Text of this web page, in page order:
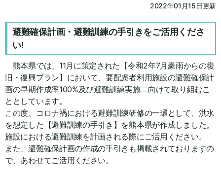
2022年01月15日更新
避難確保計画・避難訓練の手引きをご活用くださ
い!
熊本県では、11月に策定された【令和2年7月豪雨からの復
旧・復興プラン】において、要配慮者利用施設の避難確保計
画の早期作成率100%及び避難訓練実施二向けて取り組むこ
ととしています。
この度、コロナ禍における避難訓練研修の一環として、洪水
を想定した【避難訓練の手引き】を熊本県が作成しました。
施設における避難訓練を計画される際にご活用ください。
また、避難確保計画の作成の手引きも掲載されておりますの
で、あわせてご活用ください。